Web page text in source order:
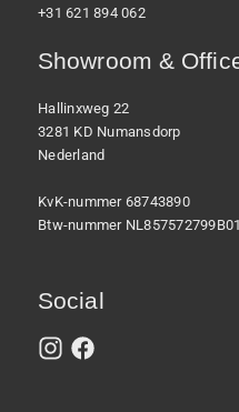
+31 621 894 062
Showroom &
Hallinxweg 22
3281 KD Numansdorp
Nederland
KvK-nummer 68743890
Btw-nummer NL857572799B01
Social